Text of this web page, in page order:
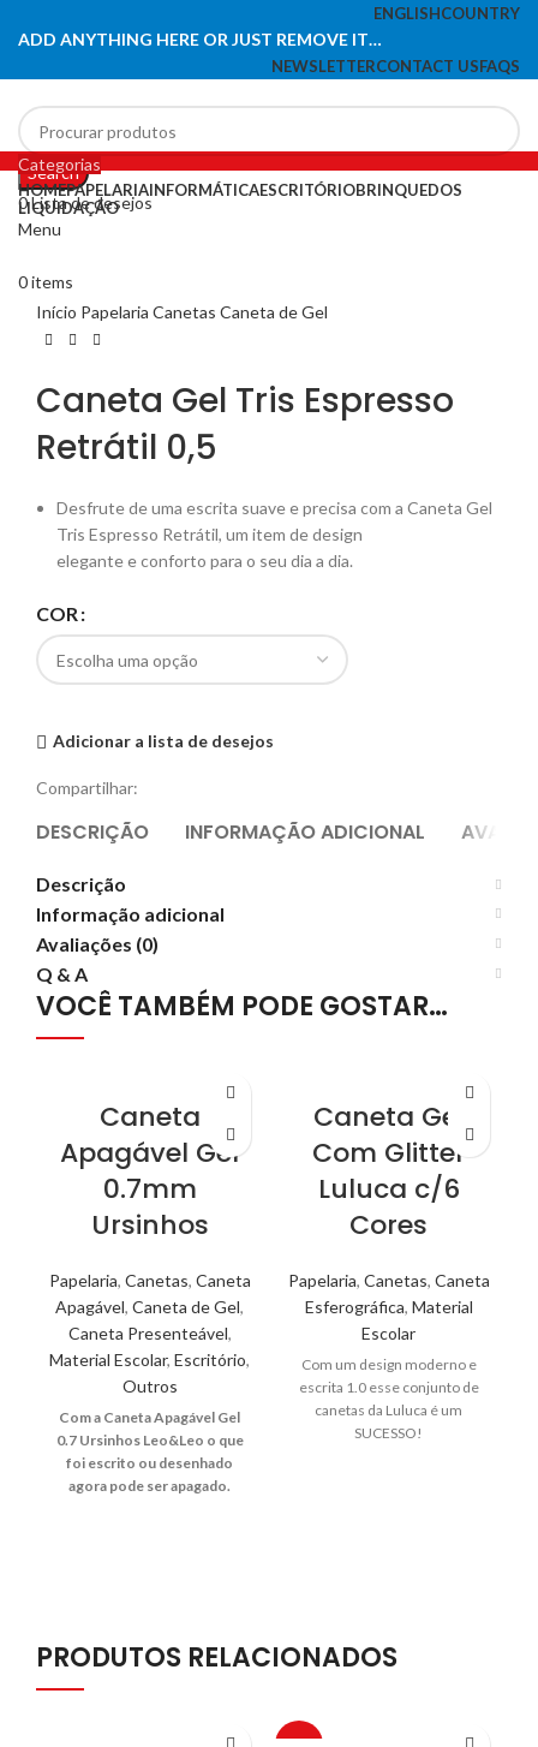
ENGLISHCOUNTRY
ADD ANYTHING HERE OR JUST REMOVE IT…
NEWSLETTERCONTACT USFAQS
Search
0Lista de desejos
Menu
0items
Categorias
HOMEPAPELARIAINFORMÁTICAESCRITÓRIOBRINQUEDOS
LIQUIDAÇÃO
Início Papelaria Canetas Caneta de Gel
Caneta Gel Tris Espresso
Retrátil 0,5
Desfrute de uma escrita suave e precisa com a Caneta Gel
Tris Espresso Retrátil, um item de design
elegante e conforto para o seu dia a dia.
COR
Adicionar a lista de desejos
Compartilhar:
DESCRIÇÃO INFORMAÇÃO ADICIONAL
Descrição
Informação adicional
Avaliações (0)
Q & A
VOCÊ TAMBÉM PODE GOSTAR…
Caneta
Apagável Gel
0.7mm
Ursinhos
Papelaria, Canetas, Caneta
Apagável, Caneta de Gel,
Caneta Presenteável,
Material Escolar, Escritório,
Outros
Com a Caneta Apagável Gel
0.7 Ursinhos Leo&Leo o que
foi escrito ou desenhado
agora pode ser apagado.
Caneta Gel
Com Glitter
Luluca c/6
Cores
Papelaria, Canetas, Caneta
Esferográfica, Material
Escolar
Com um design moderno e
escrita 1.0 esse conjunto de
canetas da Luluca é um
SUCESSO!
PRODUTOS RELACIONADOS